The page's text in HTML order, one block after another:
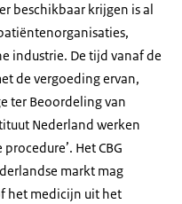
hebben
slag.
van wat het
beschikbaar krijgen is al
industrie. De tijd vanaf de
de vergoeding ervan,
ter Beoordeling van
Nederland werken
Het CBG
markt mag
het medicijn uit het